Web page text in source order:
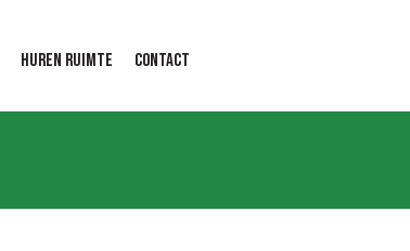
Huren ruimte Contact